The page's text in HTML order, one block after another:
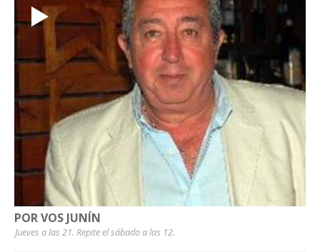
POR VOS JUNÍN
Jueves a las 21. Repite el sábado a las 12.